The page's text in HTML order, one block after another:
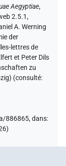
Aegyptiae,
2.5.1,
A. Werning
der
lettres de
et Peter Dils
zu
(consulté:
886865,dans:
)